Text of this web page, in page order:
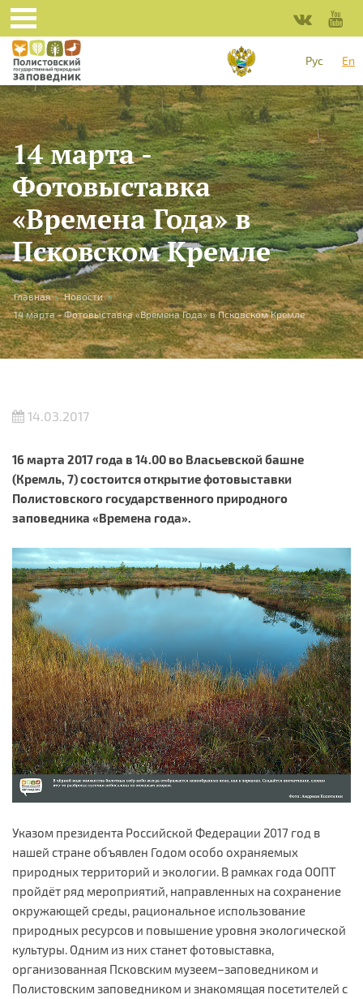
Skip to main content
Рус
En
14 марта -
Фотовыставка
«Времена Года» в
Псковском Кремле
You are here
Главная » Новости »
14 марта - Фотовыставка «Времена Года» в Псковском Кремле
14.03.2017
16 марта 2017 года в 14.00 во Власьевской башне
(Кремль, 7) состоится открытие фотовыставки
Полистовского государственного природного
заповедника «Времена года».
Указом президента Российской Федерации 2017 год в
нашей стране объявлен Годом особо охраняемых
природных территорий и экологии. В рамках года ООПТ
пройдёт ряд мероприятий, направленных на сохранение
окружающей среды, рациональное использование
природных ресурсов и повышение уровня экологической
культуры. Одним из них станет фотовыставка,
организованная Псковским музеем–заповедником и
Полистовским заповедником и знакомящая посетителей с